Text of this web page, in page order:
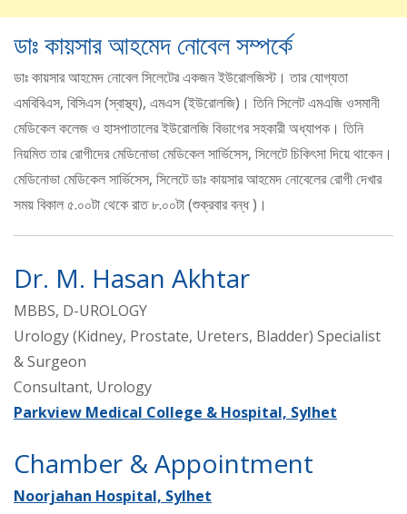
ডাঃ কায়সার আহমেদ নোবেল সম্পর্কে
ডাঃ কায়সার আহমেদ নোবেল সিলেটের একজন ইউরোলজিস্ট। তার যোগ্যতা
এমবিবিএস, বিসিএস (স্বাস্থ্য), এমএস (ইউরোলজি)। তিনি সিলেট এমএজি ওসমানী
মেডিকেল কলেজ ও হাসপাতালের ইউরোলজি বিভাগের সহকারী অধ্যাপক। তিনি
নিয়মিত তার রোগীদের মেডিনোভা মেডিকেল সার্ভিসেস, সিলেটে চিকিৎসা দিয়ে থাকেন।
মেডিনোভা মেডিকেল সার্ভিসেস, সিলেটে ডাঃ কায়সার আহমেদ নোবেলের রোগী দেখার
সময় বিকাল ৫.০০টা থেকে রাত ৮.০০টা (শুক্রবার বন্ধ )।
Dr. M. Hasan Akhtar
MBBS, D-UROLOGY
Urology (Kidney, Prostate, Ureters, Bladder) Specialist
& Surgeon
Consultant, Urology
Parkview Medical College & Hospital, Sylhet
Chamber & Appointment
Noorjahan Hospital, Sylhet